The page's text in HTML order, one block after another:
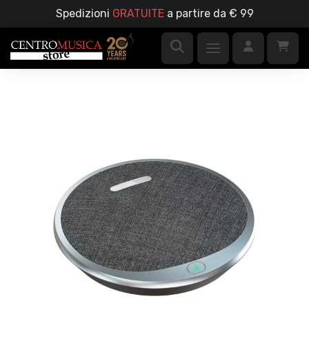
Spedizioni GRATUITEa partire da € 99